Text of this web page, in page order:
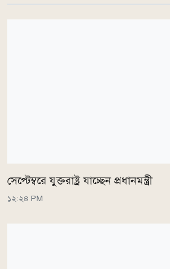
সেপ্টেম্বরে যুক্তরাষ্ট্র যাচ্ছেন প্রধানমন্ত্রী
১২:২৪ PM